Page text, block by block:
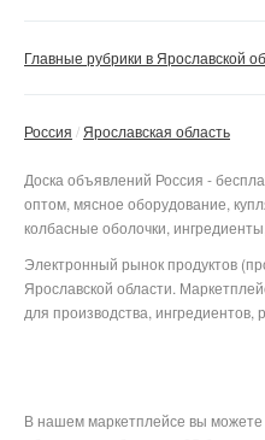
Главные рубрики в Ярославской
Россия Ярославская область
Доска объявлений Россия -
оптом, мясное оборудование,
колбасные оболочки,
Электронный рынок продуктов
Ярославской области.
для производства, ингредиентов,
В нашем маркетплейсе вы можете